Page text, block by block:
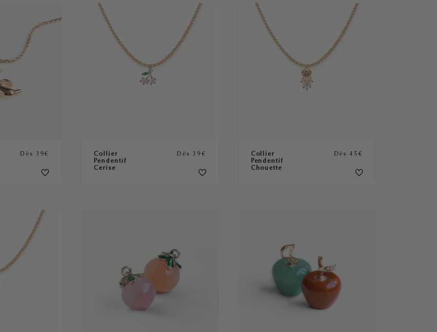
Dès 39€
Collier
Pendentif
Cerise
Dès 39€
Collier
Pendentif
Chouette
Dès 45€